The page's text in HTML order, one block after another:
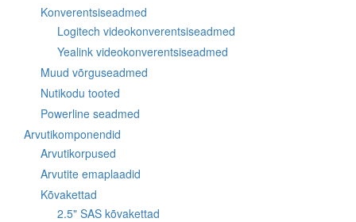
Konverentsiseadmed
Logitech videokonverentsiseadmed
Yealink videokonverentsiseadmed
Muud võrguseadmed
Nutikodu tooted
Powerline seadmed
Arvutikomponendid
Arvutikorpused
Arvutite emaplaadid
Kõvakettad
2.5" SAS kõvakettad